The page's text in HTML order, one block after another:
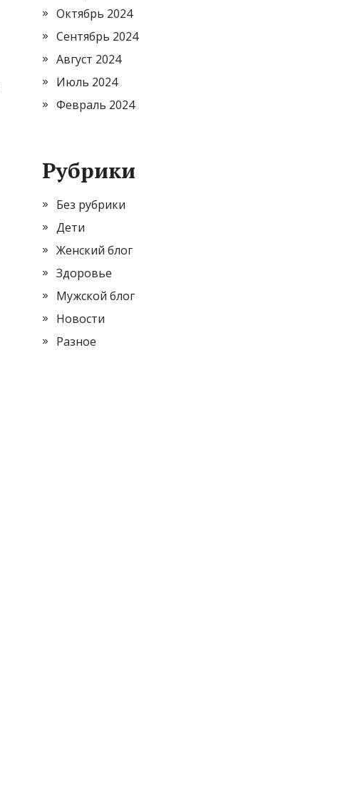
Октябрь 2024
Сентябрь 2024
Август 2024
Июль 2024
Февраль 2024
Рубрики
Без рубрики
Дети
Женский блог
Здоровье
Мужской блог
Новости
Разное